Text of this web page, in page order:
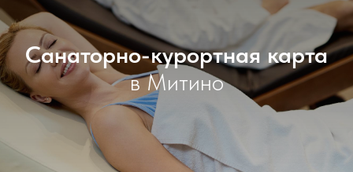
Санаторно-курортная карта
в Митино